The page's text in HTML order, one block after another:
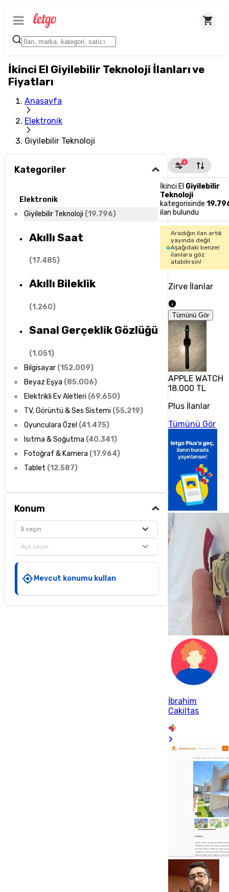
İkinci El Giyilebilir Teknoloji İlanları ve
Fiyatları
Anasayfa
Elektronik
Giyilebilir Teknoloji
Kategoriler
Elektronik
Giyilebilir Teknoloji (19.796)
Akıllı Saat
(17.485)
Akıllı Bileklik
(1.260)
Sanal Gerçeklik Gözlüğü
(1.051)
Bilgisayar (152.009)
Beyaz Eşya (85.006)
Elektrikli Ev Aletleri (69.650)
TV, Görüntü & Ses Sistemi (55.219)
Oyunculara Özel (41.475)
Isıtma & Soğutma (40.341)
Fotoğraf & Kamera (17.964)
Tablet (12.587)
Konum
İl seçin
İlçe seçin
Mevcut konumu kullan
1
İkinci El Giyilebilir
Teknoloji
kategorisinde
ilan bulundu
Aradığın ilan artık
yayında değil.
Aşağıdaki benzer
ilanlara göz
atabilirsin!
Zirve İlanlar
Tümünü Gör
APPLE WATCH
18.000 TL
Plus İlanlar
Tümünü Gör
İbrahim
Cakiltas